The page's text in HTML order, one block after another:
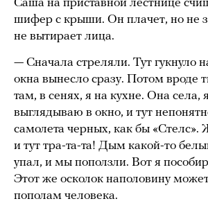
Саша на приставной лестнице
шифер с крыши. Он плачет, но не
не вытирает лица.
— Сначала стреляли. Тут гукнуло
окна вынесло сразу. Потом вроде
там, в сенях, я на кухне. Она села,
выглядываю в окно, и тут
самолета черных, как бы «Стелс».
и тут тра-та-та! Дым какой-то
упал, и мы поползли. Вот я
Этот же осколок наполовину
пополам человека.